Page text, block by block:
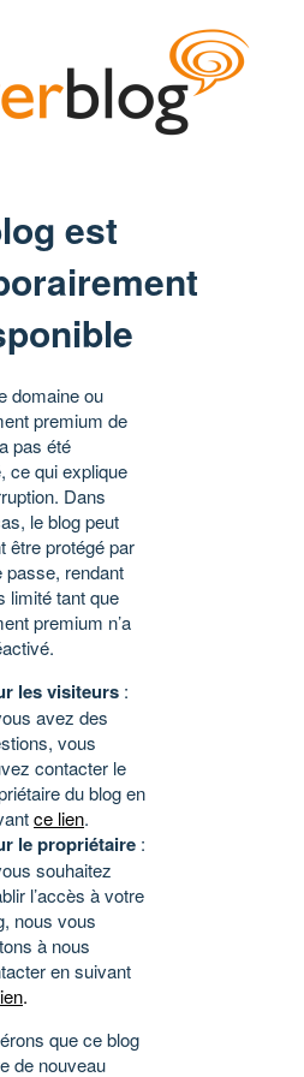
est
domaine ou
premium de
pas été
ce qui explique
Dans
le blog peut
être protégé par
passe, rendant
limité tant que
premium n’a
les visiteurs :
avez des
vous
contacter le
du blog en
ce lien.
le propriétaire :
souhaitez
l’accès à votre
nous vous
à nous
en suivant
.
que ce blog
de nouveau